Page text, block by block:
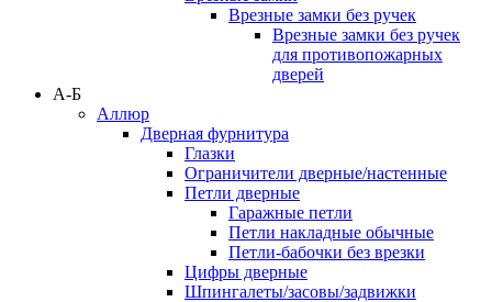
Врезные замки без ручек
Врезные замки без ручек
для противопожарных
дверей
А-Б
Аллюр
Дверная фурнитура
Глазки
Ограничители дверные/настенные
Петли дверные
Гаражные петли
Петли накладные обычные
Петли-бабочки без врезки
Цифры дверные
Шпингалеты/засовы/задвижки